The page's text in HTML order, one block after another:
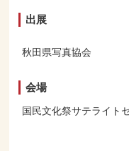
出展
秋田県写真協会
会場
国民文化祭サテライト